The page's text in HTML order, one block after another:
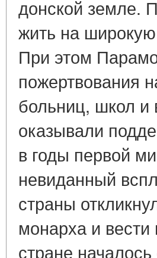
донской земле.
жить на широкую
При этом
пожертвования
больниц, школ и
оказывали
в годы первой
невиданный
страны
монарха и
стране